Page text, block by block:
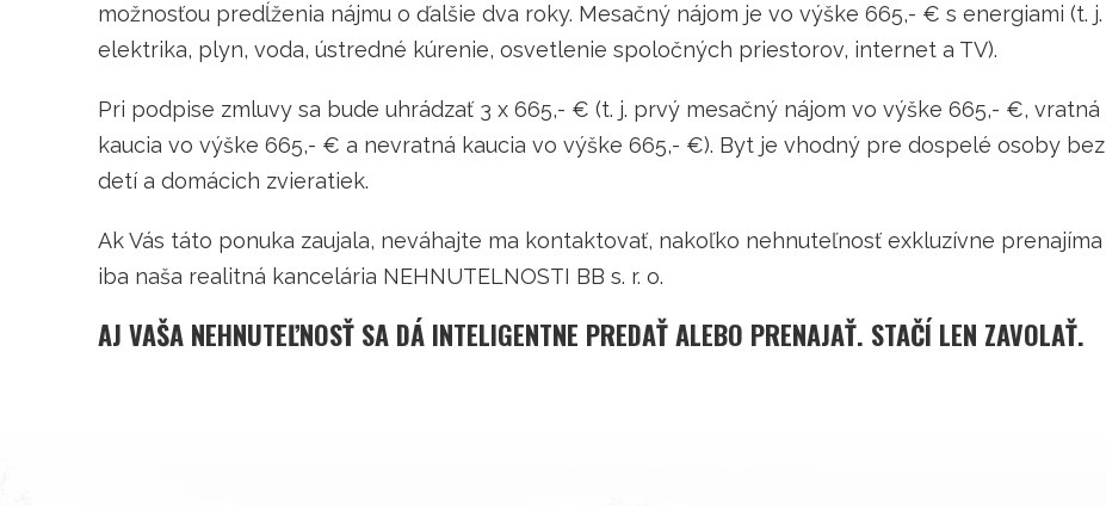
možnosťou predĺženia nájmu o ďalšie dva roky. Mesačný nájom je vo výške 665,- € s energiami (t. j.
elektrika, plyn, voda, ústredné kúrenie, osvetlenie spoločných priestorov, internet a TV).
Pri podpise zmluvy sa bude uhrádzať 3 x 665,- € (t. j. prvý mesačný nájom vo výške 665,- €, vratná
kaucia vo výške 665,- € a nevratná kaucia vo výške 665,- €). Byt je vhodný pre dospelé osoby bez
detí a domácich zvieratiek.
Ak Vás táto ponuka zaujala, neváhajte ma kontaktovať, nakoľko nehnuteľnosť exkluzívne prenajíma
iba naša realitná kancelária NEHNUTELNOSTI BB s. r. o.
AJ VAŠA NEHNUTEĽNOSŤ SA DÁ INTELIGENTNE PREDAŤ ALEBO PRENAJAŤ. STAČÍ LEN ZAVOLAŤ.